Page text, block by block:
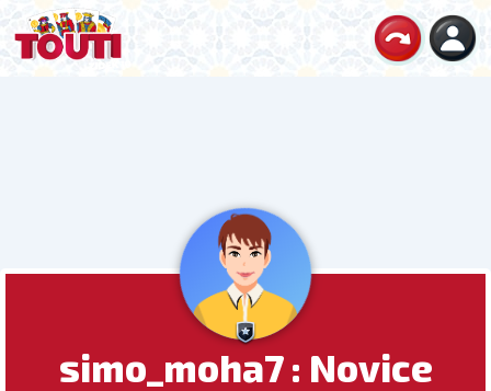
simo_moha7 : Novice